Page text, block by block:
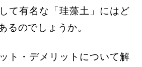
て有名な「珪藻土」にはど
るのでしょうか。
ト・デメリットについて解